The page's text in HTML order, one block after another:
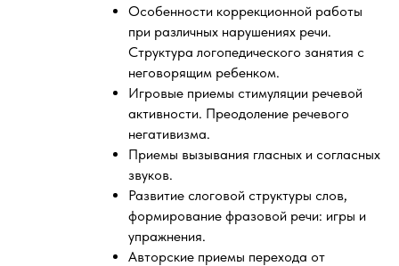
Особенности коррекционной работы
при различных нарушениях речи.
Структура логопедического занятия с
неговорящим ребенком.
Игровые приемы стимуляции речевой
активности. Преодоление речевого
негативизма.
Приемы вызывания гласных и согласных
звуков.
Развитие слоговой структуры слов,
формирование фразовой речи: игры и
упражнения.
Авторские приемы перехода от